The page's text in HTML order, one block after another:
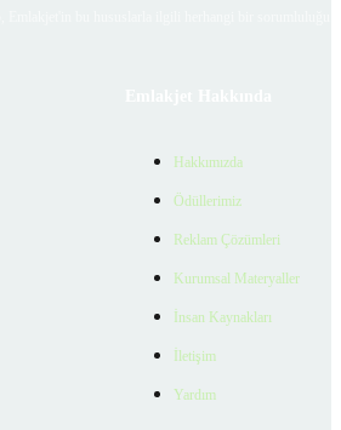
Hakkımızda
Ödüllerimiz
Reklam Çözümleri
Kurumsal Materyaller
İnsan Kaynakları
İletişim
Yardım